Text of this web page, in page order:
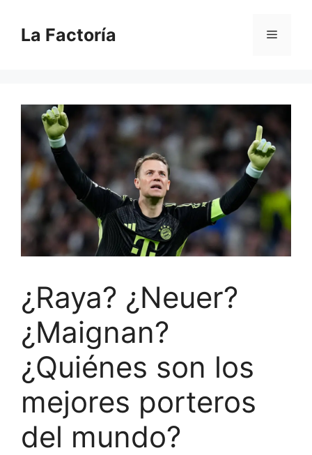
contenido
La Factoría Menú
¿Raya? ¿Neuer?
¿Maignan?
¿Quiénes son los
mejores porteros
del mundo?